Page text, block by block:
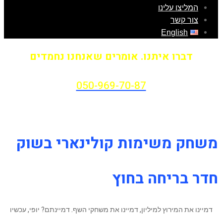
המליצו עלינו
צור קשר
English
דברו איתנו. אומרים שאנחנו נחמדים
050-969-70-87
משחק משימות קולינארי בשוק
חדר בריחה בחוץ
דמיינו את המירוץ למיליון, דמיינו את משחקי השף. דמיינתם? יופי, עכשיו